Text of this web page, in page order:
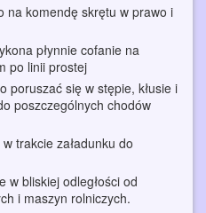
na komendę skrętu w prawo i
płynnie cofanie na
po linii prostej
poruszać się w stępie, kłusie i
poszczególnych chodów
trakcie załadunku do
w bliskiej odległości od
i maszyn rolniczych.